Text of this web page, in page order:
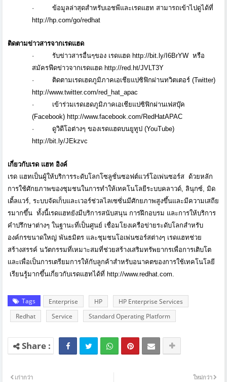
· ข้อมูลล่าสุดสำหรับเอชพีและเรดแฮท สามารถเข้าไปดูได้ที่
http://hp.com/go/redhat
ติดตามข่าวสารจากเรดแฮด
·
รับข่าวสารอื่นๆของ เรดแฮด http://bit.ly/I6BrYW หรือ
สมัครฟีดข่าวจากเรดแฮด http://red.ht/JVLT3Y
·
ติดตามเรดเฮดภูมิภาคเอเชียแปซิฟิกผ่านทวิตเตอร์ (Twitter)
http://www.twitter.com/red_
hat_apac
·
เข้าร่วมเรดเฮดภูมิภาคเอเชียแปซิฟิกผ่านเฟสบุ๊ค
(Facebook) http://www.facebook.com/RedHatAPAC
·
ดูวิดีโอต่างๆ ของเรดแฮดบนยูทูป (YouTube)
http://bit.ly/JEkzvc
เกี่ยวกับเรด แฮท อิงค์
เรด แฮทเป็นผู้ให้บริการระดับโลกโซลูชั่นซอฟต์แวร์โอเพ่นซอร์ส ด้วยหลัก
การใช้ศักยภาพของชุมชนในการทำให้เทคโนโลยีระบบคลาวด์, ลินุกซ์, มิด
เดิ้ลแวร์, ระบบจัดเก็บและเวอร์ช่วลไลเซซั่นมีศักยภาพสูงขึ้นและมีความเสถีย
รมากขึ้น ทั้งนี้เรดแฮทยังมีบริการสนับสนุน การฝึกอบรม และการให้บริการ
คำปรึกษาต่างๆ ในฐานะที่เป็นศูนย์ เชื่อมโยงเครือข่ายระดับโลกสำหรับ
องค์กรขนาดใหญ่ พันธมิตร และชุมชนโอเพ่นซอร์สต่างๆ เรดแฮทช่วย
สร้างสรรค์ นวัตกรรมที่เหมาะสมที่ช่วยสร้างเสริมทรัพยากรเพื่อการเติบโต
และเพื่อเป็นการเตรียมการให้กับลูกค้าสำหรับอนาคตของการใช้เทคโนโลยี
เรียนรู้มากขึ้นเกี่ยวกับเรดแฮทได้ที่ http://www.redhat.com.
Tags Enterprise HP
HP Enterprise Services
Redhat
Service Standard Operating Platform
ใหม่กว่า
เก่ากว่า